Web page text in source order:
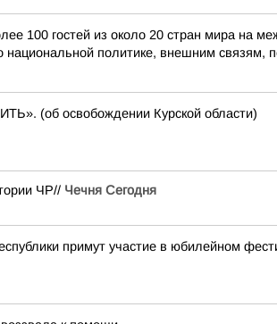
100 гостей из около 20 стран мира на
политике, внешним связям,
(об освобождении Курской области)
ЧР// Чечня Сегодня
примут участие в юбилейном